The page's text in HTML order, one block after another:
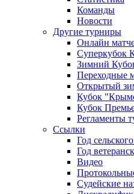
Команды
Новости
Другие турниры
Онлайн
Суперкубок
Зимний
Переходные
Открытый
Кубок
Кубок
Регламенты
Ссылки
Год
Год
Видео
Судейские